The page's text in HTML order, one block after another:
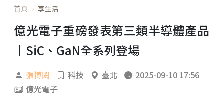
首頁 享生活
億光電子重磅發表第三類半導體產品
｜SiC、GaN全系列登場
張博閎 科技 臺北
2025-09-10 17:56
億光電子